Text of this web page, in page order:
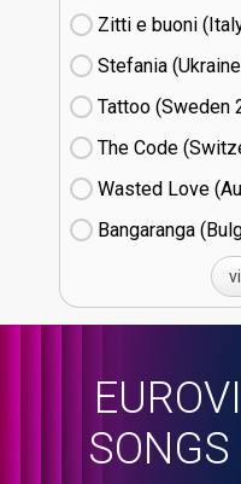
Zitti e buoni​
Stefania (Ukraine
Tattoo (Sweden
The Code
Wasted Love
Bangaranga